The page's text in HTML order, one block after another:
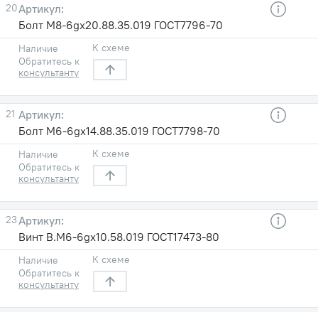
20
Болт М8-6gх20.88.35.019 ГОСТ7796-70
Наличие
Обратитесь к
консультанту
К схеме
21
Болт М6-6gх14.88.35.019 ГОСТ7798-70
Наличие
Обратитесь к
консультанту
К схеме
23
Винт В.М6-6gх10.58.019 ГОСТ17473-80
Наличие
Обратитесь к
консультанту
К схеме